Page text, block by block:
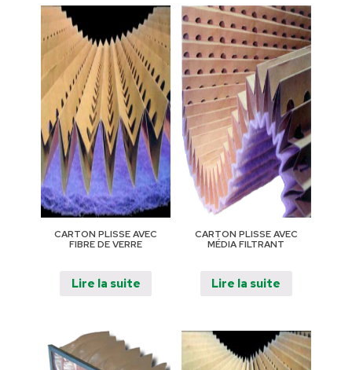
CARTON PLISSE AVEC
FIBRE DE VERRE
Lire la suite
CARTON PLISSE AVEC
MÉDIA FILTRANT
Lire la suite